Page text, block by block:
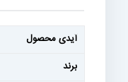
مشخصات
فنی
آیدی محصول
برند